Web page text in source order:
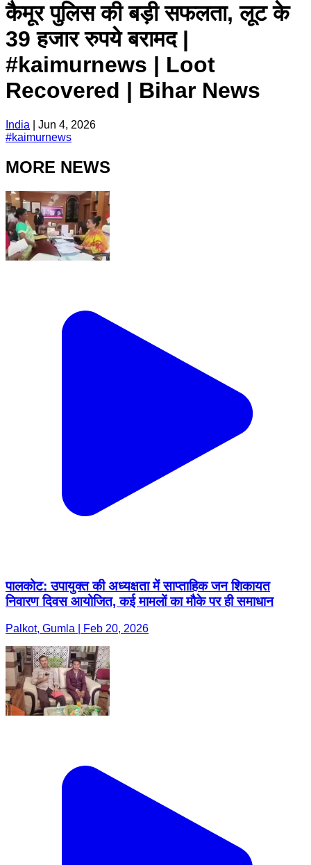
कैमूर पुलिस की बड़ी सफलता, लूट के
39 हजार रुपये बरामद |
#kaimurnews | Loot
Recovered | Bihar News
India
Jun 4, 2026
#kaimurnews
MORE NEWS
पालकोट: उपायुक्त की अध्यक्षता में साप्ताहिक जन शिकायत
निवारण दिवस आयोजित, कई मामलों का मौके पर ही समाधान
Palkot, Gumla | Feb 20, 2026